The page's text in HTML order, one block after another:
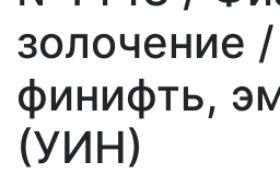
золочение
финифть,
(УИН)